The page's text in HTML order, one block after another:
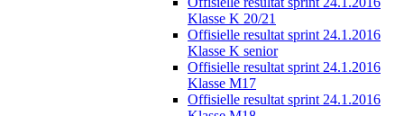
Klasse K 20/21
Offisielle resultat sprint 24.1.2016
Klasse K senior
Offisielle resultat sprint 24.1.2016
Klasse M17
Offisielle resultat sprint 24.1.2016